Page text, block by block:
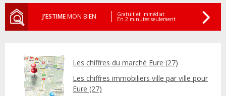
J'ESTIMEMON BIEN Gratuit et Immédiat
En 2 minutes seulement
Les chiffres du marché Eure (27)
Les chiffres immobiliers ville par ville pour
Eure (27)